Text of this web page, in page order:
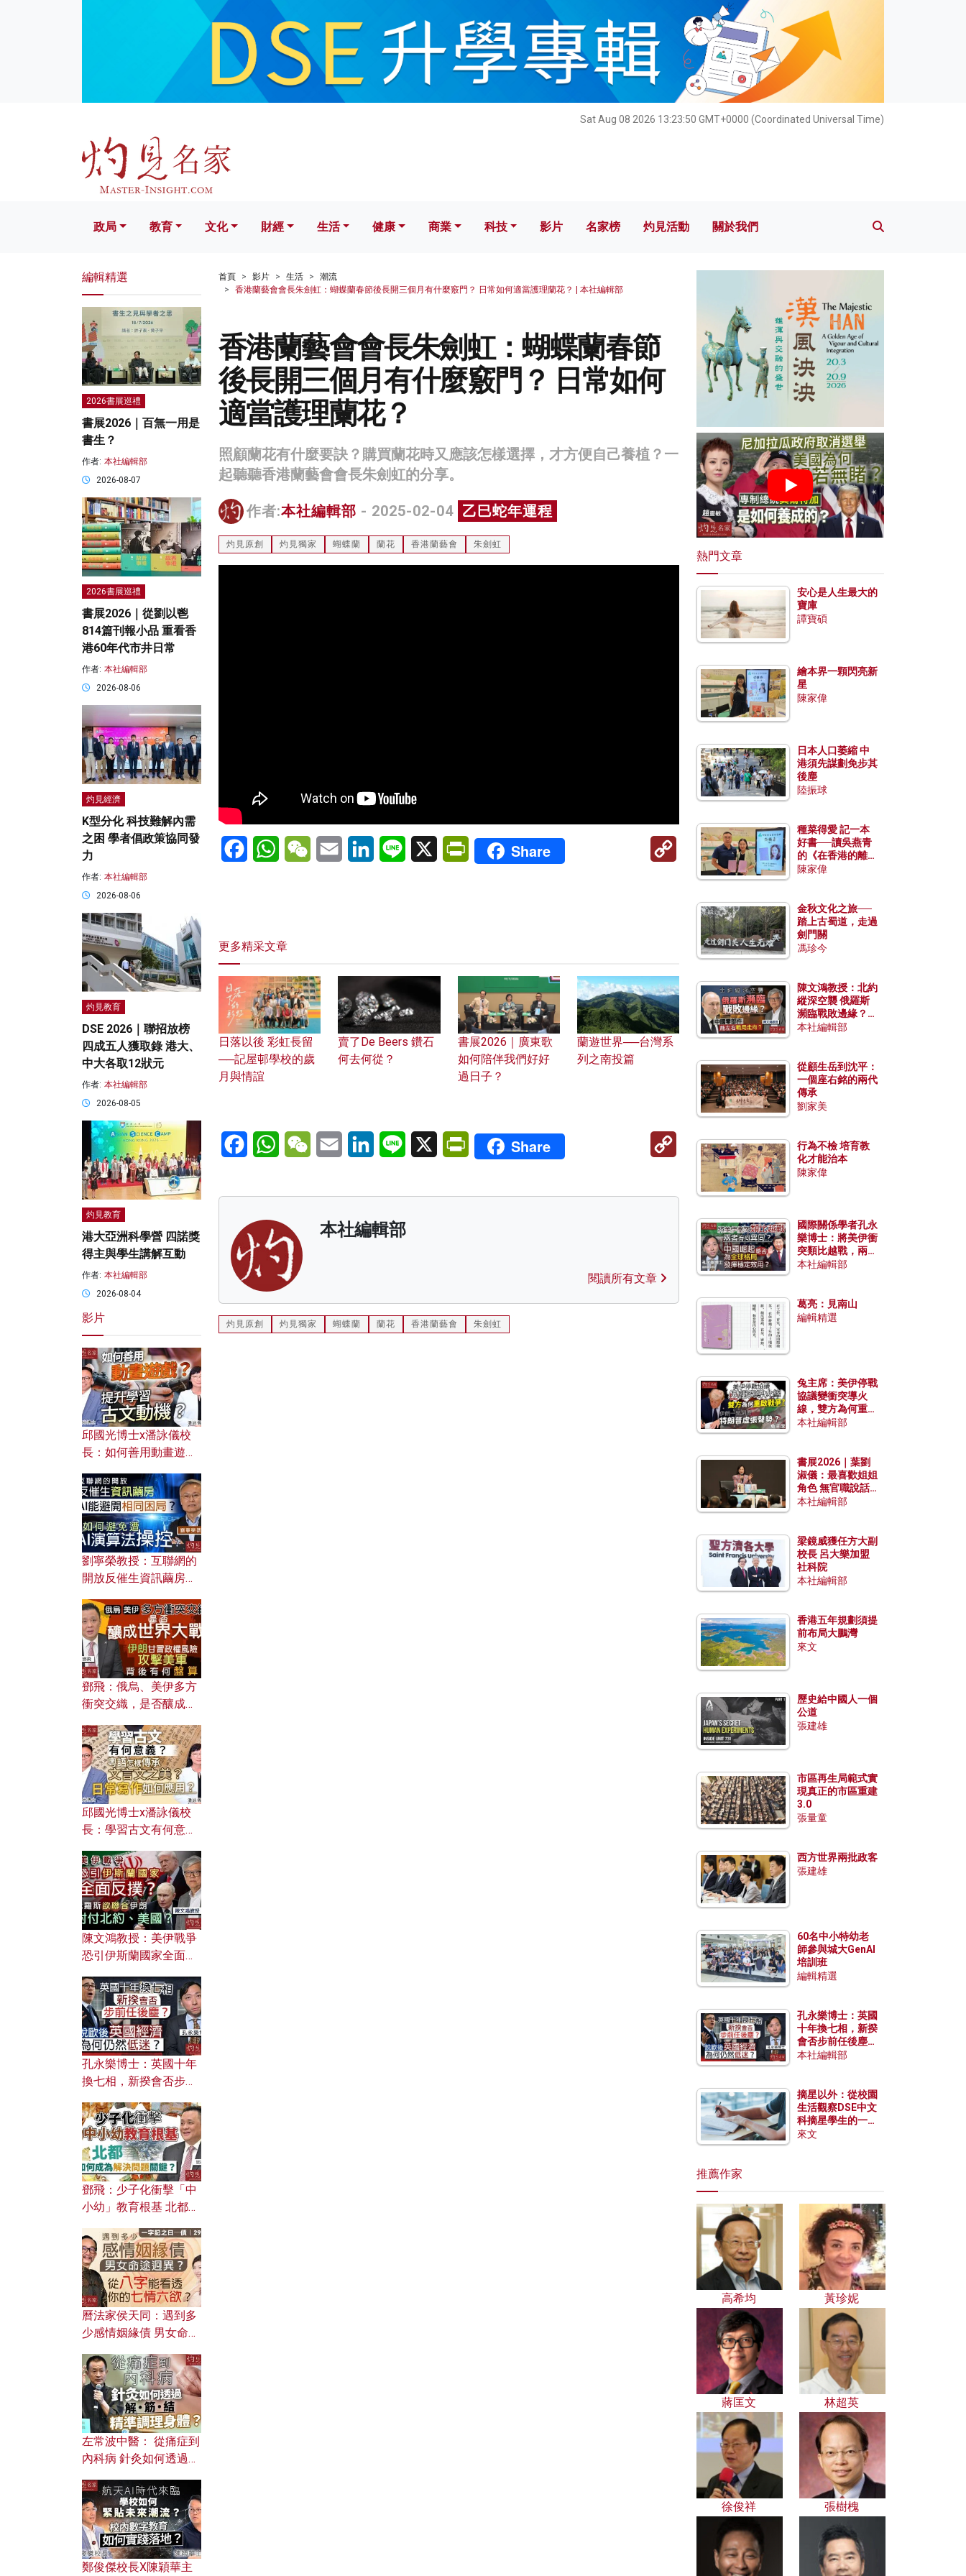
Sat Aug 08 2026 13:23:51 GMT+0000 (Coordinated Universal Time)
文化 財經 生活 健康 科技 影片 名家榜 灼見活動 關於我們
政局 教育 文化 財經 生活 健康 商業 科技 影片 名家榜 灼見活動 關於我們
首頁 影片 生活
潮流
香港蘭藝會會長朱劍虹：蝴蝶蘭春節後長開三個月有什麼竅門？ 日常如何適當護理蘭花？ | 本社編輯部
香港蘭藝會會長朱劍虹：蝴蝶蘭春節
後長開三個月有什麼竅門？ 日常如何
適當護理蘭花？
照顧蘭花有什麼要訣？購買蘭花時又應該怎樣選擇，才方便自己養植？一
起聽聽香港蘭藝會會長朱劍虹的分享。
作者:本社編輯部 - 2025-02-04 乙巳蛇年運程
灼見原創 灼見獨家 蝴蝶蘭 蘭花 香港蘭藝會 朱劍虹
FacebookWhatsAppWeChatEmail LinkedInLine X PrintFriendly
Share
Copy
更多精采文章
日落以後 彩虹長留
──記屋邨學校的歲
月與情誼
賣了De Beers 鑽石
何去何從？
書展2026｜廣東歌
如何陪伴我們好好
過日子？
蘭遊世界──台灣系
列之南投篇
FacebookWhatsAppWeChatEmail LinkedInLine X PrintFriendly
Share
Copy
本社編輯部
閱讀所有文章
灼見原創 灼見獨家 蝴蝶蘭 蘭花 香港蘭藝會 朱劍虹
編輯精選
2026書展巡禮
書展2026｜百無一用是
書生？
作者: 本社編輯部
2026-08-07
2026書展巡禮
書展2026｜從劉以鬯
814篇刊報小品 重看香
港60年代市井日常
作者: 本社編輯部
2026-08-06
灼見經濟
K型分化 科技難解內需
之困 學者倡政策協同發
力
作者: 本社編輯部
2026-08-06
灼見教育
DSE 2026｜聯招放榜
四成五人獲取錄 港大、
中大各取12狀元
作者: 本社編輯部
2026-08-05
灼見教育
港大亞洲科學營 四諾獎
得主與學生講解互動
作者: 本社編輯部
2026-08-04
影片
邱國光博士x潘詠儀校
長：如何善用動畫遊戲
劉寧榮教授：互聯網的
開放反催生資訊繭房，
何避免遭AI演算法操
控？
鄧飛：俄烏、美伊多方
衝突交織，是否釀成世
風險攻擊美軍，背後有
何盤算？
邱國光博士x潘詠儀校
長：學習古文有何意
文之美？ 日常寫作如何
應用？
陳文鴻教授：美伊戰爭
恐引伊斯蘭國家全面反
對付北約美國？
孔永樂博士：英國十年
換七相，新揆會否步前
濟為何仍然低迷？
鄧飛：少子化衝擊「中
小幼」教育根基 北都如
曆法家侯天同：遇到多
少感情姻緣債 男女命途
的七情六欲？
左常波中醫： 從痛症到
內科病 針灸如何透過解
鄭俊傑校長X陳穎華主
熱門文章
安心是人生最大的
寶庫
譚寶碩
繪本界一顆閃亮新
星
陳家偉
日本人口萎縮 中
港須先謀劃免步其
後塵
陸振球
種菜得愛 記一本
好書──讀吳燕青
的《在香港的離島
種菜》
陳家偉
金秋文化之旅──
踏上古蜀道，走過
劍門關
馮珍今
陳文鴻教授：北約
縱深空襲 俄羅斯
瀕臨戰敗邊緣？中
國零部件能左右戰
本社編輯部
從顧生岳到沈平：
一個座右銘的兩代
傳承
劉家美
行為不檢 培育教
化才能治本
陳家偉
國際關係學者孔永
樂博士：將美伊衝
突類比越戰，兩者
有何異同？中國崛
本社編輯部
葛亮：見南山
編輯精選
兔主席：美伊停戰
協議變衝突導火
線，雙方為何重啟
戰爭？伊朗一早洞
本社編輯部
書展2026｜葉劉
淑儀：最喜歡姐姐
角色 無官職說話
包袱少
本社編輯部
梁鏡威獲任方大副
校長 呂大樂加盟
社科院
本社編輯部
香港五年規劃須提
前布局大鵬灣
來文
歷史給中國人一個
公道
張建雄
市區再生局範式實
現真正的市區重建
3.0
張量童
西方世界兩批政客
張建雄
60名中小特幼老
師參與城大GenAI
培訓班
編輯精選
孔永樂博士：英國
十年換七相，新揆
會否步前任後塵？
脫歐後英國經濟為
本社編輯部
摘星以外：從校園
生活觀察DSE中文
科摘星學生的一點
特質
來文
推薦作家
高希均 黃珍妮
蔣匡文 林超英
徐俊祥 張樹槐